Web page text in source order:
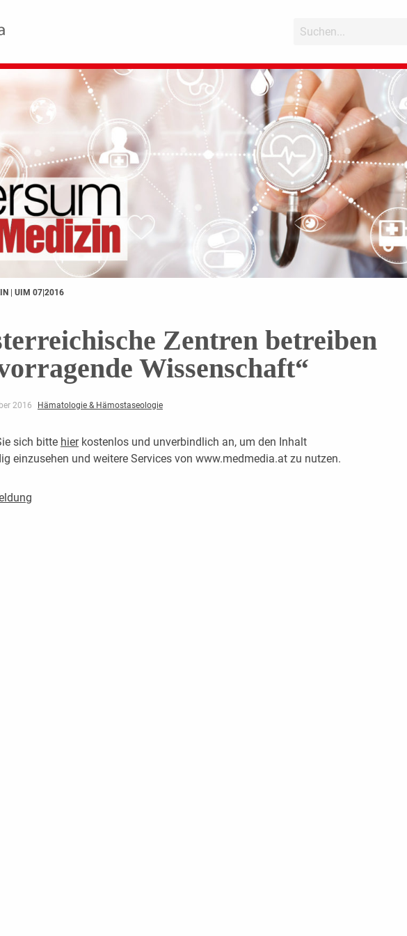
| UIM 07|2016
Zentren betreiben
Wissenschaft“
2016 Hämatologie & Hämostaseologie
sich bitte hierkostenlos und unverbindlich an, um den Inhalt
einzusehen und weitere Services von www.medmedia.at zu nutzen.